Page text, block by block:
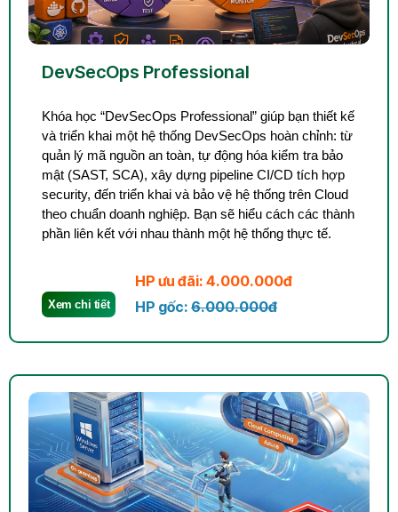
DevSecOps Professional
Khóa học “DevSecOps Professional” giúp bạn thiết kế
và triển khai một hệ thống DevSecOps hoàn chỉnh: từ
quản lý mã nguồn an toàn, tự động hóa kiểm tra bảo
mật (SAST, SCA), xây dựng pipeline CI/CD tích hợp
security, đến triển khai và bảo vệ hệ thống trên Cloud
theo chuẩn doanh nghiệp. Bạn sẽ hiểu cách các thành
phần liên kết với nhau thành một hệ thống thực tế.
HP ưu đãi: 4.000.000đ
HP gốc: 6.000.000đ
Xem chi tiết